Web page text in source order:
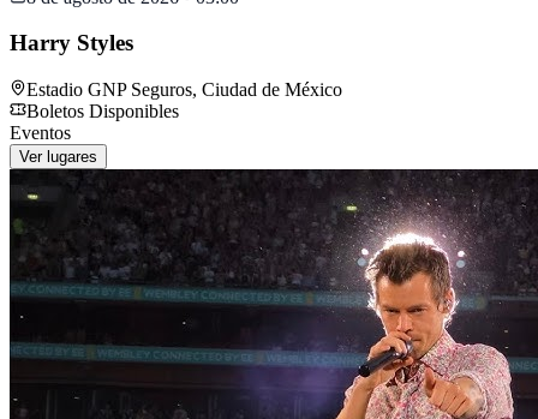
Harry Styles
Estadio GNP Seguros, Ciudad de México
Boletos Disponibles
Eventos
Ver lugares